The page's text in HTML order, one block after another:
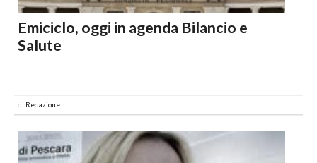
Emiciclo, oggi in agenda Bilancio e
Salute
di Redazione